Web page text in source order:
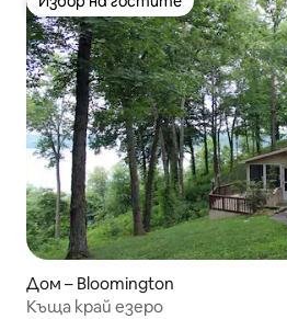
Избор на гостите
Дом – Bloomington
Къща край езеро